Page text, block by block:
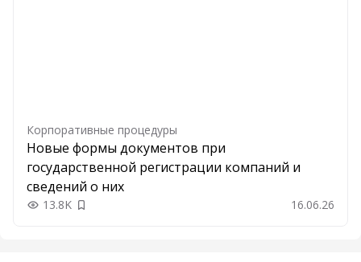
Корпоративные процедуры
Новые формы документов при
государственной регистрации компаний и
сведений о них
13.8K Добавить в закладки 16.06.26